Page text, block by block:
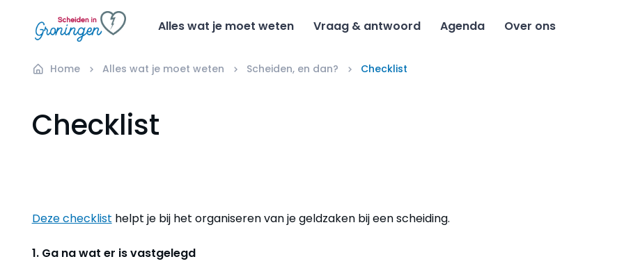
Alles wat je moet weten Vraag & antwoord Agenda Over ons
Home Alles wat je moet weten Scheiden, en dan? Checklist
Checklist
Deze checklist helpt je bij het organiseren van je geldzaken bij een scheiding.
1. Ga na wat er is vastgelegd